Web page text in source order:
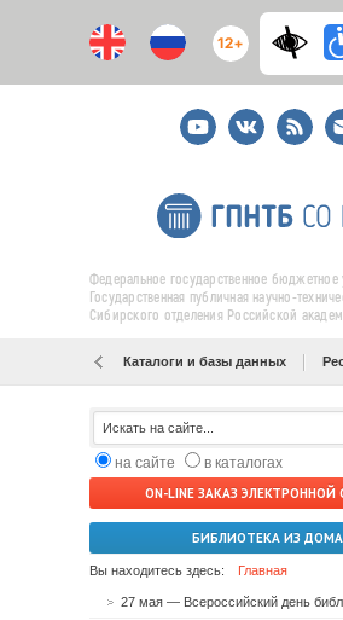
12+
YoutubeВКонтакте
RSS
E-
Федеральное государственное бюджетное
Государственная публичная научно-
Сибирского отделения Российской
Каталоги и базы данных
на сайте
в каталогах
ON-LINE ЗАКАЗ ЭЛЕКТРОННОЙ
БИБЛИОТЕКА ИЗ ДОМА
Вы находитесь здесь: Главная
27 мая — Всероссийский день